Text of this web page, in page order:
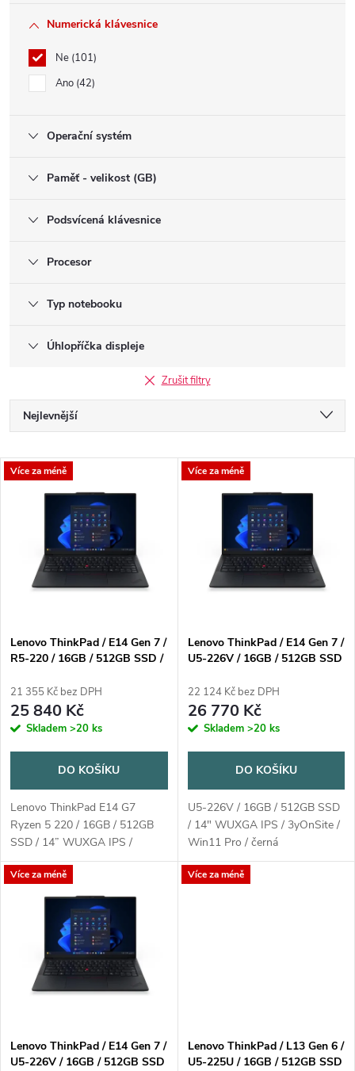
Numerická klávesnice
Ne 101
Ano 42
Operační systém
Paměť - velikost (GB)
Podsvícená klávesnice
Procesor
Typ notebooku
Úhlopříčka displeje
Zrušit filtry
Ř
a
p
r
o
u
k
t
Nejlevnější
Nejprodávanější
Abecedně
V
s
p
r
o
d
u
k
Více za méně
Lenovo ThinkPad / E14 Gen 7 /
R5-220 / 16GB / 512GB SSD /
Win11 Pro / černá
21 355 Kč bez DPH
25 840 Kč
Skladem >20 ks
DO KOŠÍKU
Lenovo ThinkPad E14 G7
Ryzen 5 220 / 16GB / 512GB
SSD / 14” WUXGA IPS /
3yOnSite / Win11 Pro / černá
Více za méně
Lenovo ThinkPad / E14 Gen 7 /
U5-226V / 16GB / 512GB SSD
Win11 Pro / černá
22 124 Kč bez DPH
26 770 Kč
Skladem >20 ks
DO KOŠÍKU
U5-226V / 16GB / 512GB SSD
/ 14" WUXGA IPS / 3yOnSite /
Win11 Pro / černá
Více za méně
Lenovo ThinkPad / E14 Gen 7 /
U5-226V / 16GB / 512GB SSD
Více za méně
Lenovo ThinkPad / L13 Gen 6 /
U5-225U / 16GB / 512GB SSD